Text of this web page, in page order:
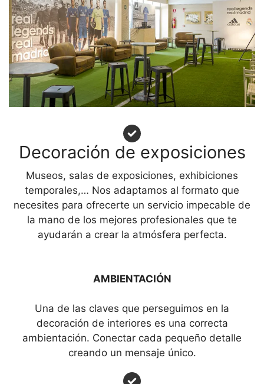
Decoración de exposiciones
Museos, salas de exposiciones, exhibiciones
temporales,… Nos adaptamos al formato que
necesites para ofrecerte un servicio impecable de
la mano de los mejores profesionales que te
ayudarán a crear la atmósfera perfecta.
AMBIENTACIÓN
Una de las claves que perseguimos en la
decoración de interiores es una correcta
ambientación. Conectar cada pequeño detalle
creando un mensaje único.